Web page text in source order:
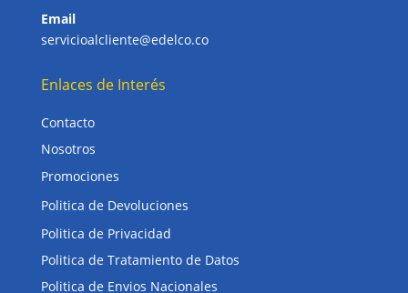
Email
servicioalcliente@edelco.co
Enlaces de Interés
Contacto
Nosotros
Promociones
Politica de Devoluciones
Politica de Privacidad
Politica de Tratamiento de Datos
Politica de Envios Nacionales